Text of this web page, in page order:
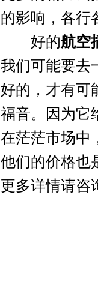
的影响，各行
好的航空
我们可能要去
好的，才有可
福音。因为它
在茫茫市场中
他们的价格也
更多详情请咨